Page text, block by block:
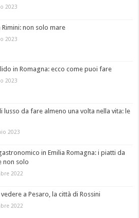
2023
Rimini: non solo mare
2023
in Romagna: ecco come puoi fare
2023
lusso da fare almeno una volta nella vita: le
2023
in Emilia Romagna: i piatti da
non solo
2022
a Pesaro, la città di Rossini
2022